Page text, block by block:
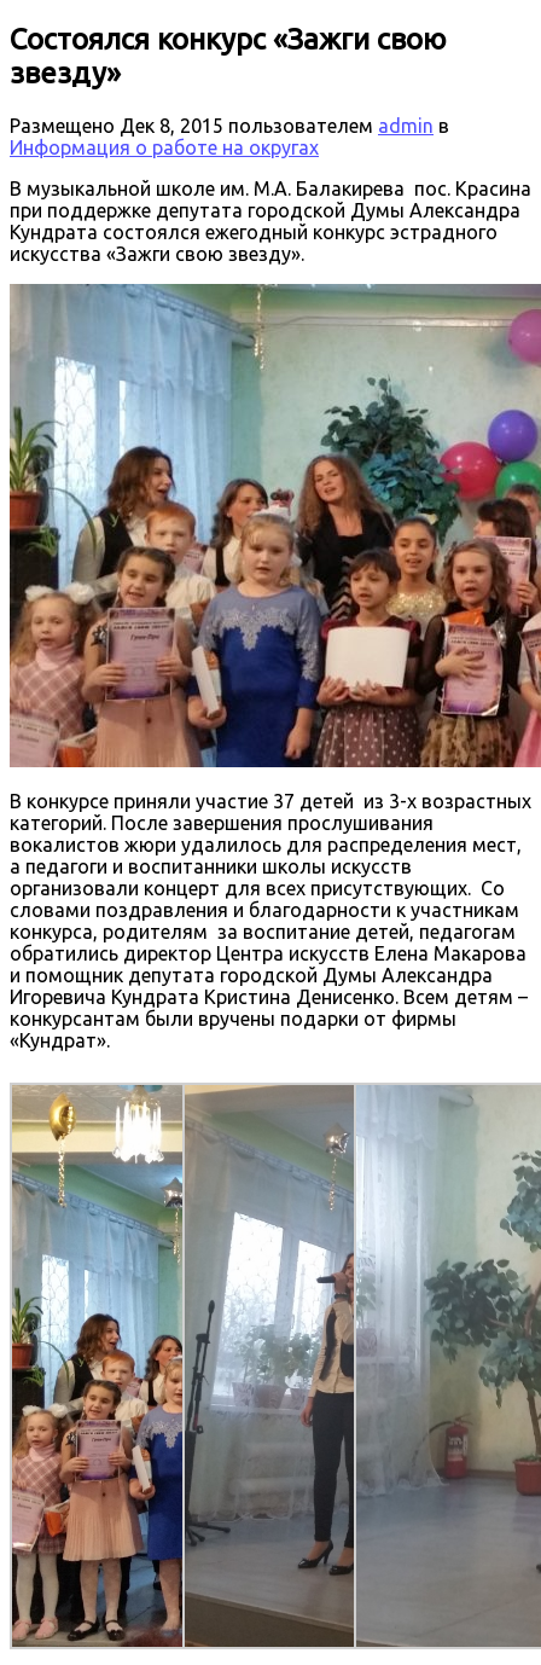
Состоялся конкурс «Зажги свою
звезду»
Размещено Дек 8, 2015 пользователем admin в
Информация о работе на округах
В музыкальной школе им. М.А. Балакирева пос. Красина
при поддержке депутата городской Думы Александра
Кундрата состоялся ежегодный конкурс эстрадного
искусства «Зажги свою звезду».
В конкурсе приняли участие 37 детей из 3-х возрастных
категорий. После завершения прослушивания
вокалистов жюри удалилось для распределения мест,
а педагоги и воспитанники школы искусств
организовали концерт для всех присутствующих. Со
словами поздравления и благодарности к участникам
конкурса, родителям за воспитание детей, педагогам
обратились директор Центра искусств Елена Макарова
и помощник депутата городской Думы Александра
Игоревича Кундрата Кристина Денисенко. Всем детям –
конкурсантам были вручены подарки от фирмы
«Кундрат».